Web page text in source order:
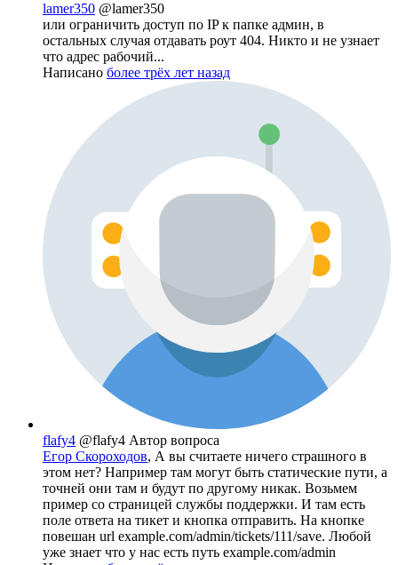
lamer350 @lamer350
или ограничить доступ по IP к папке админ, в
остальных случая отдавать роут 404. Никто и не узнает
что адрес рабочий...
Написано более трёх лет назад
flafy4 @flafy4 Автор вопроса
Егор Скороходов, А вы считаете ничего страшного в
этом нет? Например там могут быть статические пути, а
точней они там и будут по другому никак. Возьмем
пример со страницей службы поддержки. И там есть
поле ответа на тикет и кнопка отправить. На кнопке
повешан url example.com/admin/tickets/111/save. Любой
уже знает что у нас есть путь example.com/admin